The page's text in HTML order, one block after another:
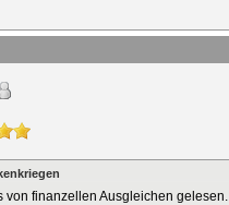
von finanzellen Ausgleichen gelesen.